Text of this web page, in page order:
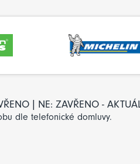
| NE: ZAVŘENO -
dle telefonické domluvy.